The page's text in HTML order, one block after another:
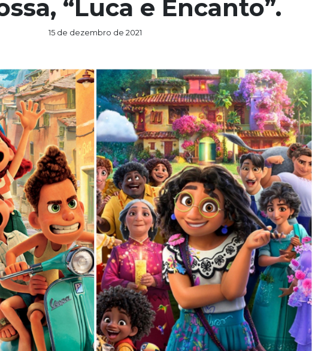
“Luca e Encanto”.
15 de dezembro de 2021